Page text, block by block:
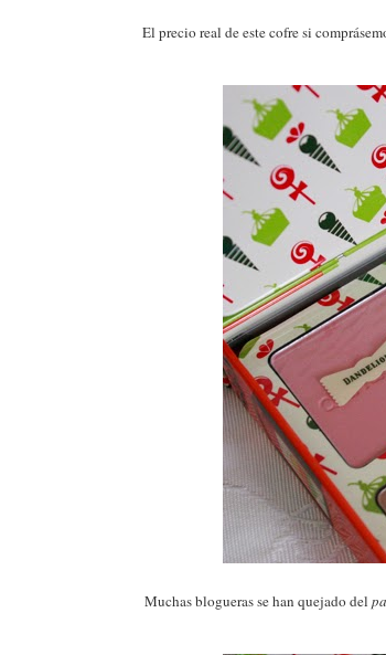
El precio real de este cofre si
Muchas blogueras se han quejado del